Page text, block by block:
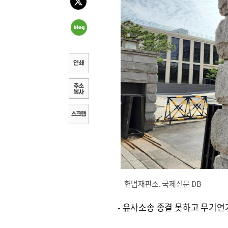
헌법재판소. 국제신문 DB
- 유사소송 종결 못하고 무기연